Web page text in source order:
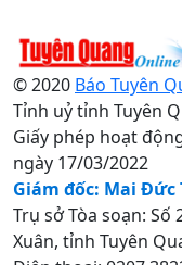
© 2020 Báo Tuyên
Tỉnh uỷ tỉnh Tuyên
Giấy phép hoạt
ngày 17/03/2022
Giám đốc: Mai Đức
Trụ sở Tòa soạn:
Xuân, tỉnh Tuyên